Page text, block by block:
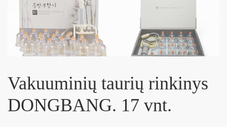
Vakuuminių taurių rinkinys
DONGBANG. 17 vnt.